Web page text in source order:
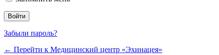
Забыли пароль?
← Перейти к Медицинский центр «Эхинацея»